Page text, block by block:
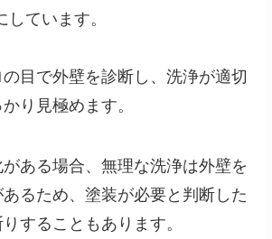
しています。
目で外壁を診断し、洗浄が適切
り見極めます。
ある場合、無理な洗浄は外壁を
るため、塗装が必要と判断した
することもあります。